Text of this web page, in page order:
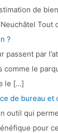
de
Tout
?
par
le
le […]
de bureau et
outil qui
pour